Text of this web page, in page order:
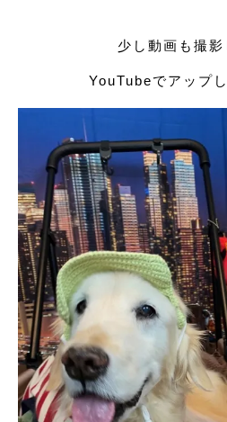
少し動画も撮
YouTubeでアップ